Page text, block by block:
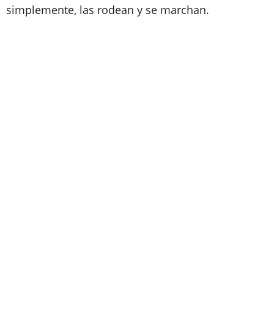
simplemente, las rodean y se marchan.